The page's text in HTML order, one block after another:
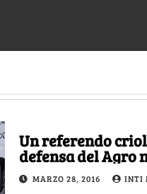
Un referendo
defensa del Agro
MARZO 28, 2016 INTI